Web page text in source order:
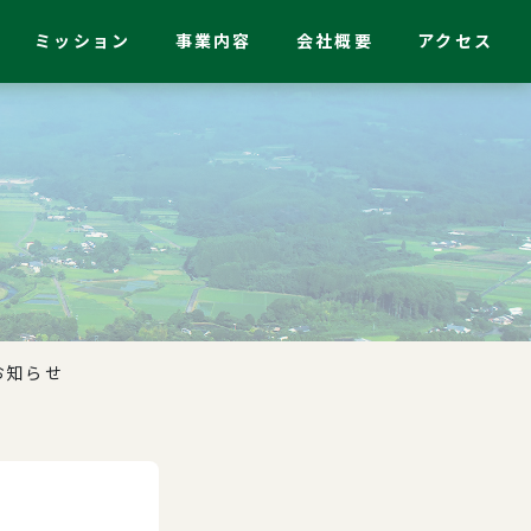
ミッション 事業内容 会社概要 アクセス
らせ